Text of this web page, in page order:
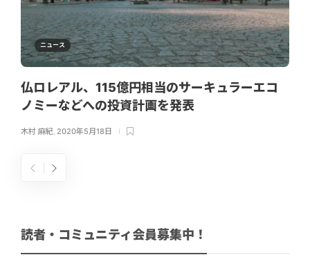
ニュース
仏ロレアル、115億円相当のサーキュラーエコ
ノミーなどへの投資計画を発表
木村 麻紀, 2020年5月18日
読者・コミュニティ会員募集中！